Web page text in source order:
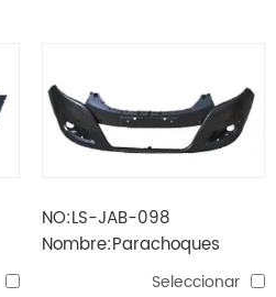
NO:LS-JAB-098
Nombre:Parachoques
delantero j6 h / b 5d
Seleccionar